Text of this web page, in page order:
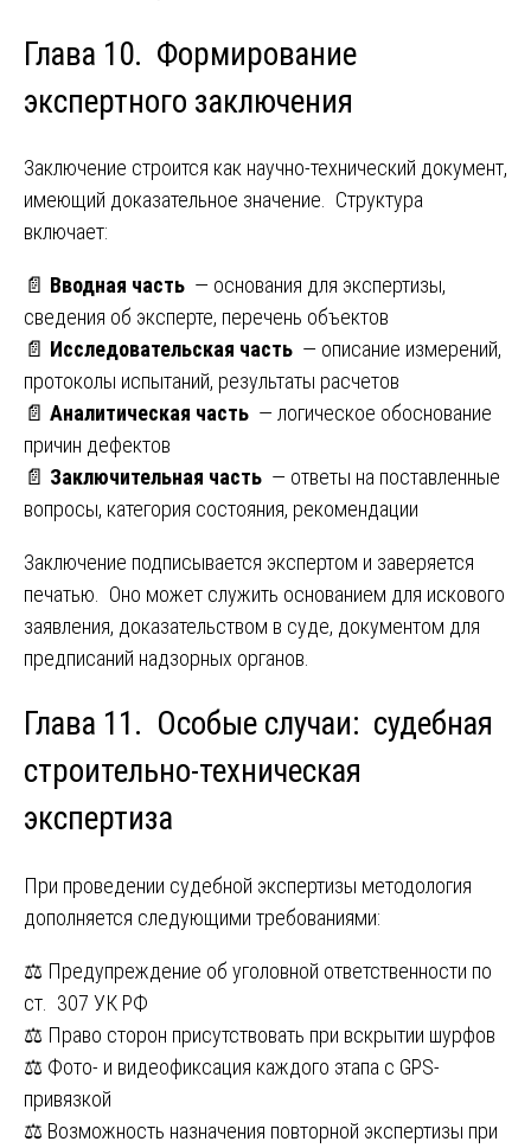
Глава 10. Формирование
экспертного заключения
Заключение строится как научно-технический документ,
имеющий доказательное значение. Структура
включает:
📄 Вводная часть — основания для экспертизы,
сведения об эксперте, перечень объектов
📄 Исследовательская часть — описание измерений,
протоколы испытаний, результаты расчетов
📄 Аналитическая часть — логическое обоснование
причин дефектов
📄 Заключительная часть — ответы на поставленные
вопросы, категория состояния, рекомендации
Заключение подписывается экспертом и заверяется
печатью. Оно может служить основанием для искового
заявления, доказательством в суде, документом для
предписаний надзорных органов.
Глава 11. Особые случаи: судебная
строительно-техническая
экспертиза
При проведении судебной экспертизы методология
дополняется следующими требованиями:
⚖️ Предупреждение об уголовной ответственности по
ст. 307 УК РФ
⚖️ Право сторон присутствовать при вскрытии шурфов
⚖️ Фото- и видеофиксация каждого этапа с GPS-
привязкой
⚖️ Возможность назначения повторной экспертизы при